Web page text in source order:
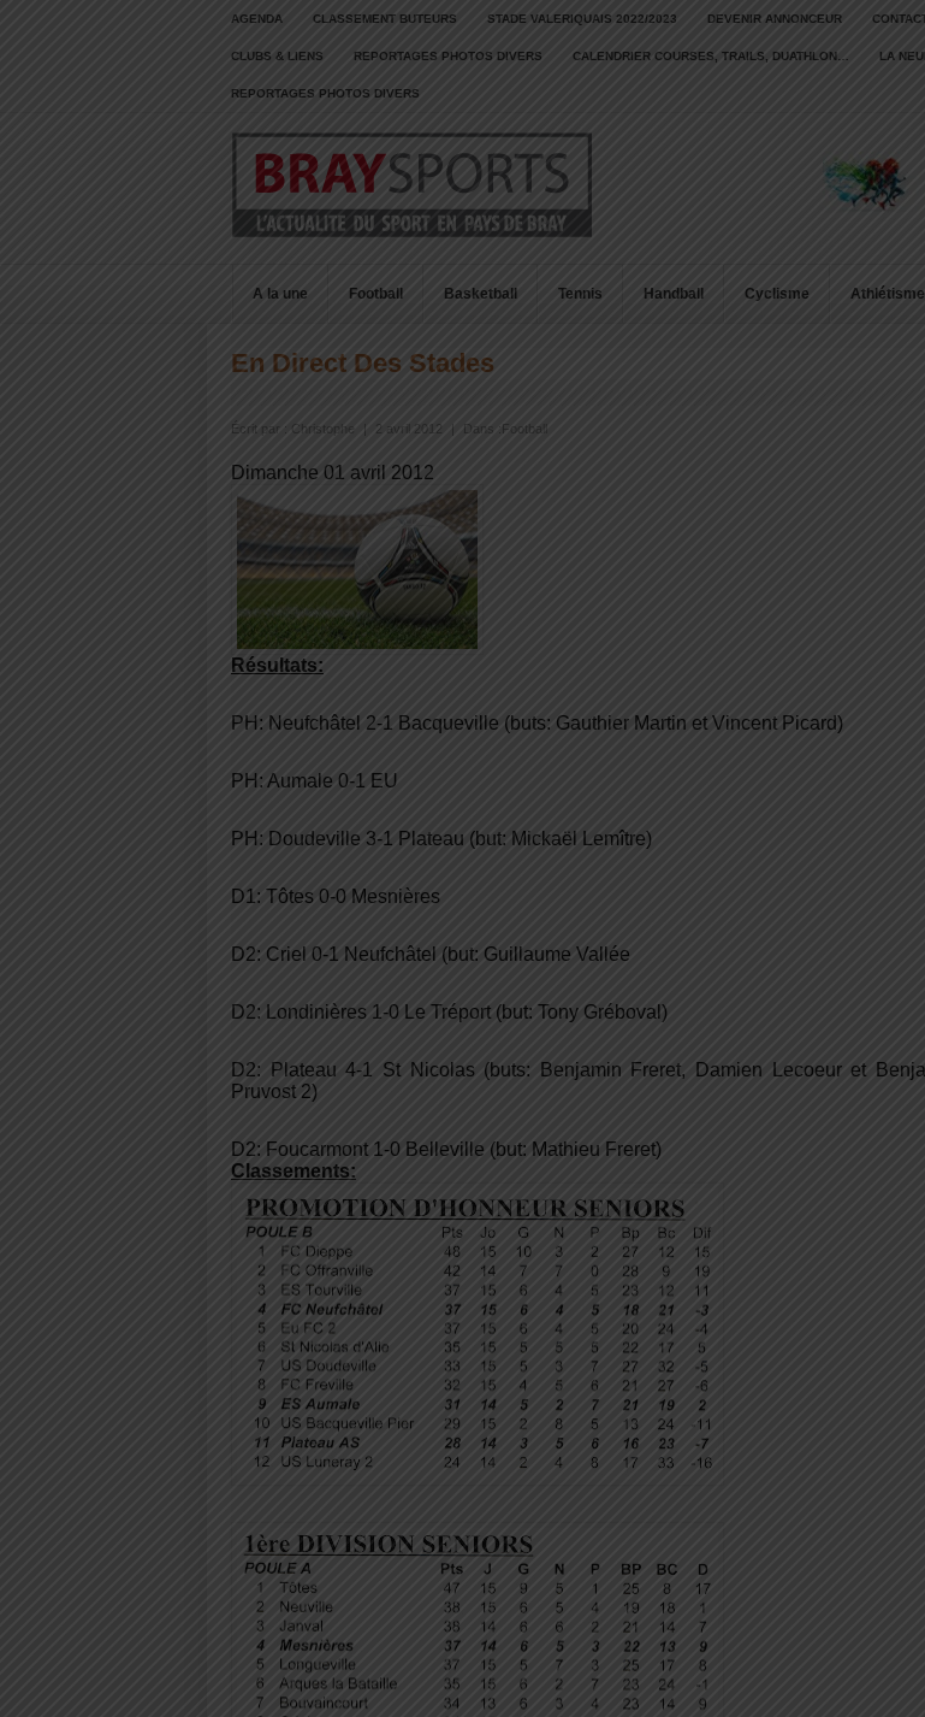
AGENDA CLASSEMENT BUTEURS STADE VALERIQUAIS 2022/2023 DEVENIR ANNONCEUR
CLUBS & LIENS REPORTAGES PHOTOS DIVERS CALENDRIER COURSES, TRAILS, DUATHLON… LA
REPORTAGES PHOTOS DIVERS
A la une Football Basketball Tennis Handball Cyclisme Athlétisme
En Direct Des Stades
Écrit par : Christophe 2 avril 2012 Dans : Football
Dimanche 01 avril 2012
Résultats:
PH: Neufchâtel 2-1 Bacqueville (buts: Gauthier Martin et Vincent Picard)
PH: Aumale 0-1 EU
PH: Doudeville 3-1 Plateau (but: Mickaël Lemître)
D1: Tôtes 0-0 Mesnières
D2: Criel 0-1 Neufchâtel (but: Guillaume Vallée
D2: Londinières 1-0 Le Tréport (but: Tony Gréboval)
D2: Plateau 4-1 St Nicolas (buts: Benjamin Freret, Damien Lecoeur et
Pruvost 2)
D2: Foucarmont 1-0 Belleville (but: Mathieu Freret)
Classements: